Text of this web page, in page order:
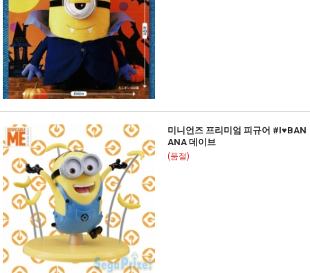
미니언즈 프리미엄 피규어 #I♥BAN
ANA 데이브
(품절)